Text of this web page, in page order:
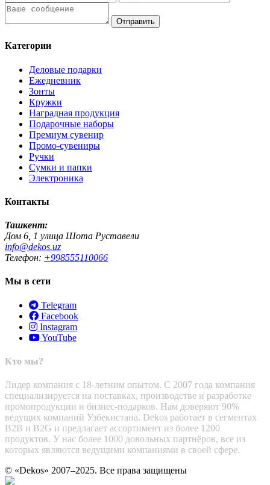
Отправить
Категории
Деловые подарки
Ежедневник
Зонты
Кружки
Наградная продукция
Подарочные наборы
Премиум сувенир
Промо-сувениры
Ручки
Сумки и папки
Электроника
Контакты
Ташкент:
Дом 6, 1 улица Шота Руставели
info@dekos.uz
Телефон: +998555110066
Мы в сети
Telegram
Facebook
Instagram
YouTube
Кто мы?
Лидер компания с 18-летним опытом. С 2007 года компания
специализируется на поставках, производстве и разработке
промопродукции и бизнес-подарков. Нам доверяют 90%
ведущих компаний Узбекистана. Dekos работает в сегментах
B2B и B2G и предлагает ассортимент из более 1200
продуктов. У нас более 1000 довольных партнёров, все из
которых являются ведущими компаниями в своей сфере.
© «Dekos» 2007–2025. Все права защищены